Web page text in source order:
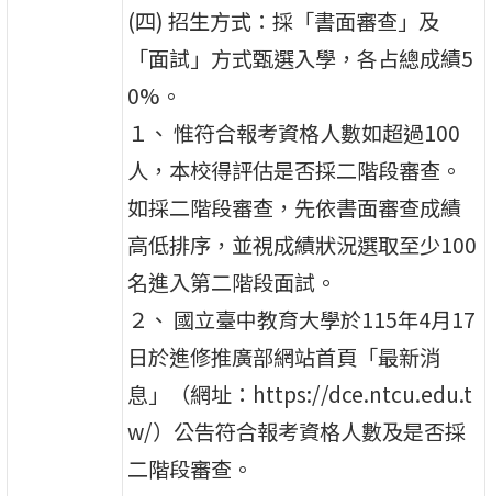
(四) 招生方式：採「書面審查」及
「面試」方式甄選入學，各占總成績5
0%。
１、 惟符合報考資格人數如超過100
人，本校得評估是否採二階段審查。
如採二階段審查，先依書面審查成績
高低排序，並視成績狀況選取至少100
名進入第二階段面試。
２、 國立臺中教育大學於115年4月17
日於進修推廣部網站首頁「最新消
息」（網址：https://dce.ntcu.edu.t
w/）公告符合報考資格人數及是否採
二階段審查。